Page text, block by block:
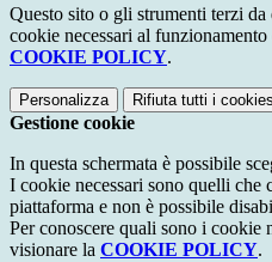
Questo sito o gli strumenti terzi
cookie necessari al
COOKIE POLICY.
Personalizza Rifiuta tutti i cookies
Gestione cookie
In questa schermata è possibile
I cookie necessari sono quelli che
piattaforma e non è possibile
Per conoscere quali sono i cookie
visionare la COOKIE POLICY.